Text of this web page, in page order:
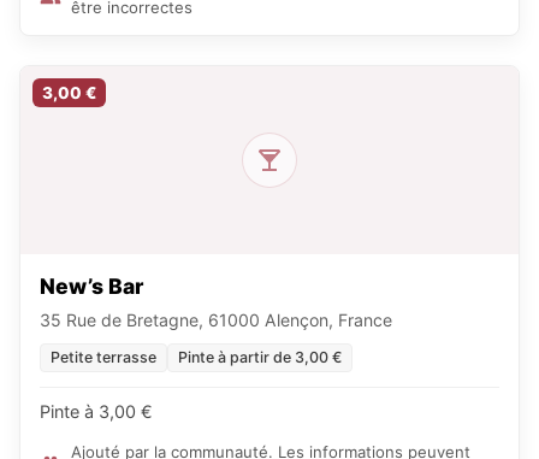
être incorrectes
3,00 €
New’s Bar
35 Rue de Bretagne, 61000 Alençon, France
Petite terrasse Pinte à partir de 3,00 €
Pinte à 3,00 €
Ajouté par la communauté. Les informations peuvent